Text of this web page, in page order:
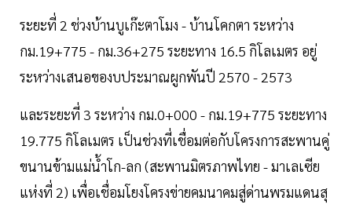
ระยะที่ 2 ช่วงบ้านบูเก๊ะตาโมง - บ้านโคกตา ระหว่าง
กม.19+775 - กม.36+275 ระยะทาง 16.5 กิโลเมตร อยู่
ระหว่างเสนอของบประมาณผูกพันปี 2570 - 2573
และระยะที่ 3 ระหว่าง กม.0+000 - กม.19+775 ระยะทาง
19.775 กิโลเมตร เป็นช่วงที่เชื่อมต่อกับโครงการสะพานคู่
ขนานข้ามแม่น้ำโก-ลก (สะพานมิตรภาพไทย - มาเลเซีย
แห่งที่ 2) เพื่อเชื่อมโยงโครงข่ายคมนาคมสู่ด่านพรมแดนสุ